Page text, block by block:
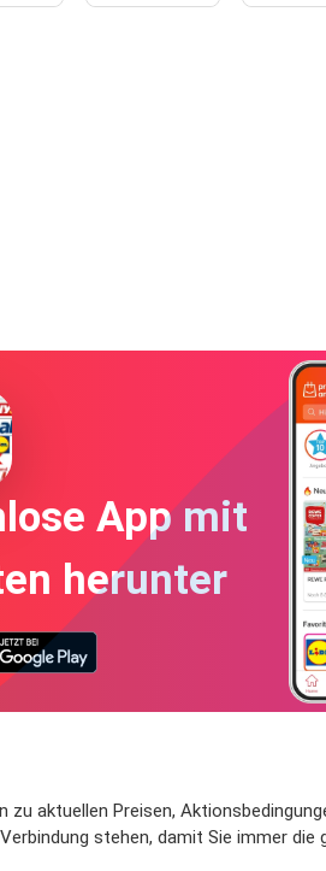
App mit
herunter
aktuellen Preisen,
stehen, damit Sie immer